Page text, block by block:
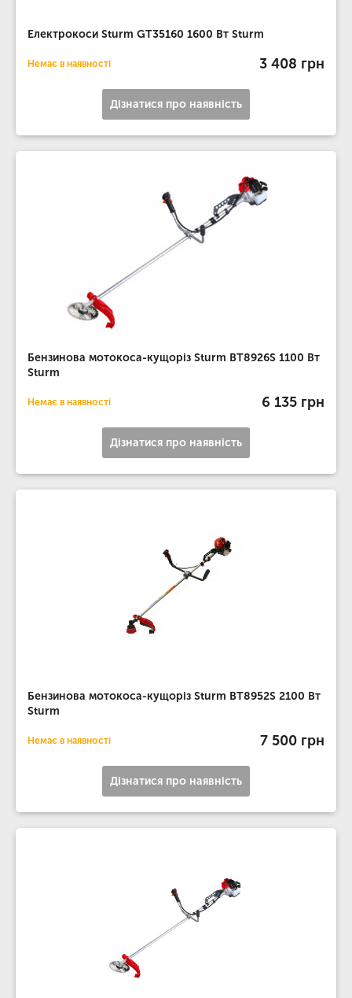
Електрокоси Sturm GT35160 1600 Вт Sturm
Немає в наявності 3 408 грн
Дізнатися про наявність
Бензинова мотокоса-кущоріз Sturm BT8926S 1100 Вт
Sturm
Немає в наявності 6 135 грн
Дізнатися про наявність
Бензинова мотокоса-кущоріз Sturm BT8952S 2100 Вт
Sturm
Немає в наявності 7 500 грн
Дізнатися про наявність